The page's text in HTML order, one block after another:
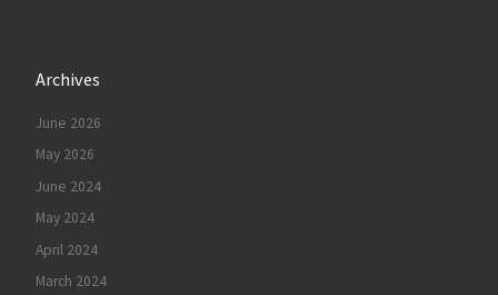
Archives
June 2026
May 2026
June 2024
May 2024
April 2024
March 2024